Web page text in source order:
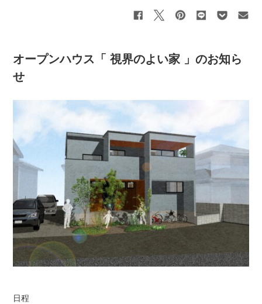
オープンハウス「 視界のよい家 」のお知ら
せ
日程